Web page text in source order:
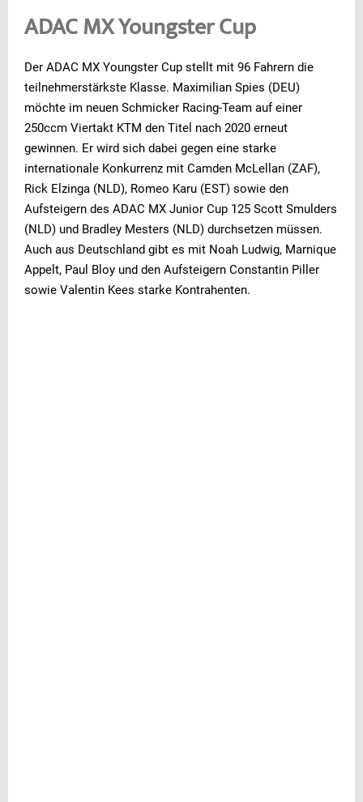
ADAC MX Youngster Cup
Der ADAC MX Youngster Cup stellt mit 96 Fahrern die
teilnehmerstärkste Klasse. Maximilian Spies (DEU)
möchte im neuen Schmicker Racing-Team auf einer
250ccm Viertakt KTM den Titel nach 2020 erneut
gewinnen. Er wird sich dabei gegen eine starke
internationale Konkurrenz mit Camden McLellan (ZAF),
Rick Elzinga (NLD), Romeo Karu (EST) sowie den
Aufsteigern des ADAC MX Junior Cup 125 Scott Smulders
(NLD) und Bradley Mesters (NLD) durchsetzen müssen.
Auch aus Deutschland gibt es mit Noah Ludwig, Marnique
Appelt, Paul Bloy und den Aufsteigern Constantin Piller
sowie Valentin Kees starke Kontrahenten.